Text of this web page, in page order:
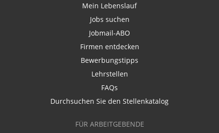
Mein Lebenslauf
Jobs suchen
Jobmail-ABO
Firmen entdecken
Bewerbungstipps
Lehrstellen
FAQs
Durchsuchen Sie den Stellenkatalog
FÜR ARBEITGEBENDE